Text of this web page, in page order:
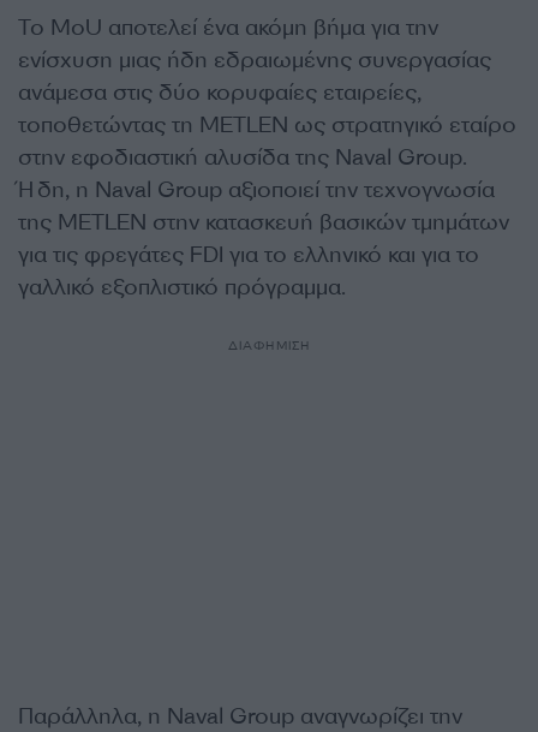
Το MoU αποτελεί ένα ακόμη βήμα για την
ενίσχυση μιας ήδη εδραιωμένης συνεργασίας
ανάμεσα στις δύο κορυφαίες εταιρείες,
τοποθετώντας τη METLEN ως στρατηγικό εταίρο
στην εφοδιαστική αλυσίδα της Naval Group.
Ήδη, η Naval Group αξιοποιεί την τεχνογνωσία
της METLEN στην κατασκευή βασικών τμημάτων
για τις φρεγάτες FDI για το ελληνικό και για το
γαλλικό εξοπλιστικό πρόγραμμα.
ΔΙΑΦΗΜΙΣΗ
Παράλληλα, η Naval Group αναγνωρίζει την